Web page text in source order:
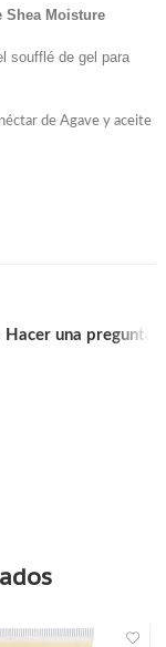
Shea Moisture
soufflé de gel para
de Agave y aceite
Hacer una pregunta